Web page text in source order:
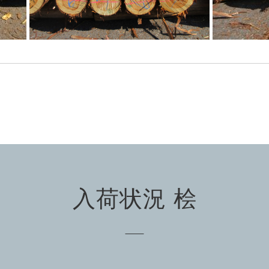
入荷状況 桧